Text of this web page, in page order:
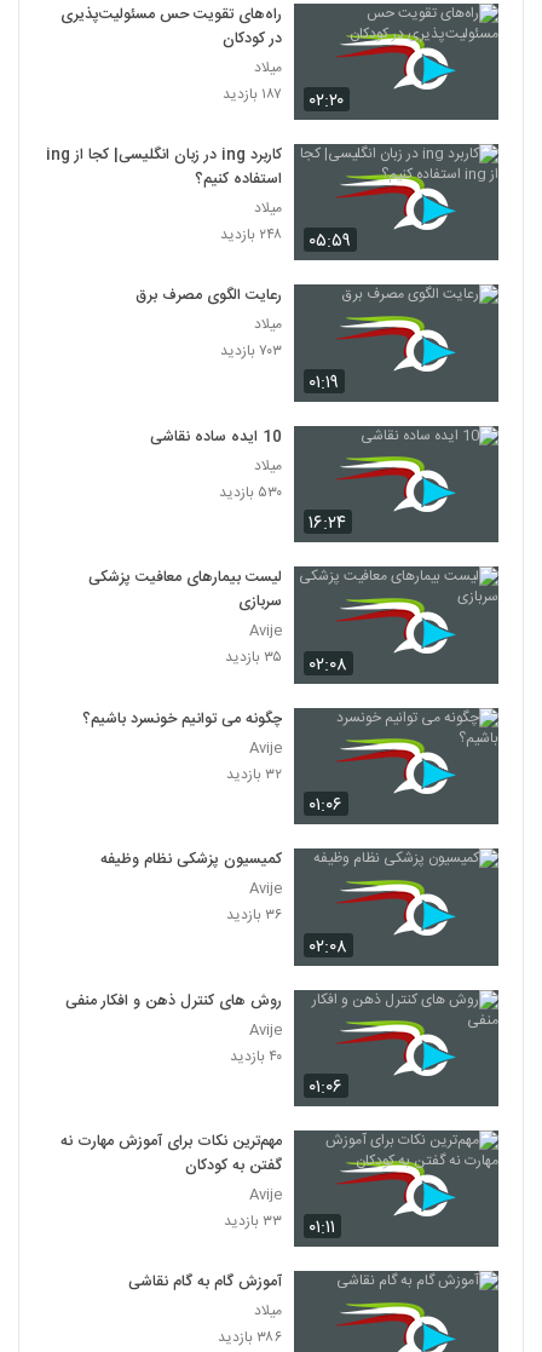
۰۲:۲۰
راه‌های تقویت حس مسئولیت‌پذیری
در کودکان
میلاد
۱۸۷ بازدید
۰۵:۵۹
کاربرد ing در زبان انگلیسی| کجا از ing
استفاده کنیم؟
میلاد
۲۴۸ بازدید
۰۱:۱۹
رعایت الگوی مصرف برق
میلاد
۷۰۳ بازدید
۱۶:۲۴
10 ایده ساده نقاشی
میلاد
۵۳۰ بازدید
۰۲:۰۸
لیست بیمارهای معافیت پزشکی
سربازی
Avije
۳۵ بازدید
۰۱:۰۶
چگونه می توانیم خونسرد باشیم؟
Avije
۳۲ بازدید
۰۲:۰۸
کمیسیون پزشکی نظام وظیفه
Avije
۳۶ بازدید
۰۱:۰۶
روش های کنترل ذهن و افکار منفی
Avije
۴۰ بازدید
۰۱:۱۱
مهم‌ترین نکات برای آموزش مهارت نه
گفتن به کودکان
Avije
۳۳ بازدید
آموزش گام به گام نقاشی
میلاد
۳۸۶ بازدید